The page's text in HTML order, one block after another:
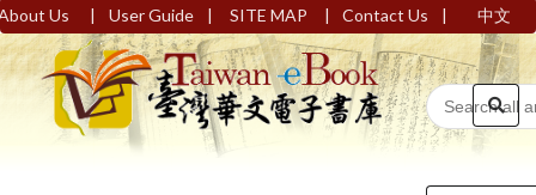
Us | User Guide | SITE MAP | Contact Us | 中文